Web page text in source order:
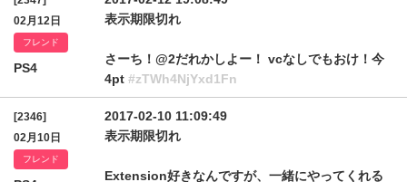
02月12日
フレンド
PS4
表示期限切れ
さーち！@2だれかしよー！ vcなしでもおけ！今
4pt #zTWh4NjYxd1Fn
[2346]
02月10日
フレンド
2017-02-10 11:09:49
表示期限切れ
Extension好きなんですが、一緒にやってくれる